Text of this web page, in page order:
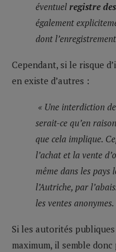
éventuel registre
également
dont
Cependant, si le risque
en existe d’autres :
« Une interdiction
serait-ce qu’en
que cela implique.
l’achat et la vente
même dans les pays
l’Autriche, par
les ventes anonymes.
Si les autorités
maximum, il semble